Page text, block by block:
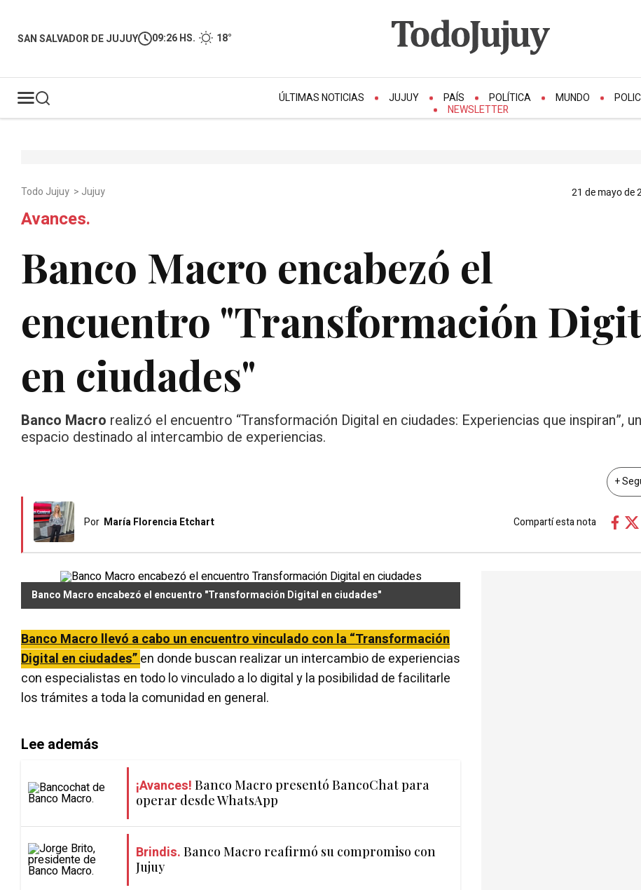
SAN SALVADOR DE JUJUY 09:26 HS. 18°
ÚLTIMAS NOTICIAS JUJUY PAÍS POLÍTICA MUNDO
NEWSLETTER
Todo Jujuy > Jujuy 21 de mayo de
Avances.
Banco Macro encabezó el
encuentro "Transformación
en ciudades"
Banco Macro realizó el encuentro “Transformación Digital en ciudades: Experiencias que inspiran”, un
espacio destinado al intercambio de experiencias.
+
Por María Florencia Etchart Compartí esta nota
Banco Macro encabezó el encuentro "Transformación Digital en ciudades"
Banco Macro llevó a cabo un encuentro vinculado con la “Transformación
Digital en ciudades”en donde buscan realizar un intercambio de experiencias
con especialistas en todo lo vinculado a lo digital y la posibilidad de facilitarle
los trámites a toda la comunidad en general.
Lee además
¡Avances! Banco Macro presentó BancoChat para
operar desde WhatsApp
Brindis. Banco Macro reafirmó su compromiso con
Jujuy